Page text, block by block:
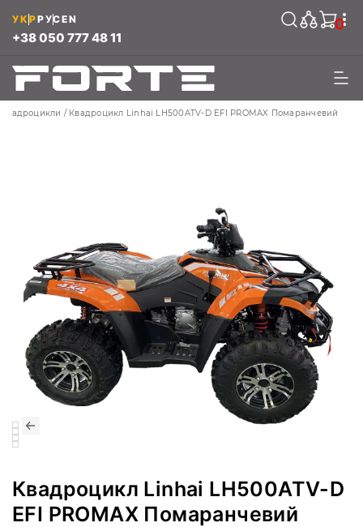
+38 050 777 48 11
УКРРУСEN 0
Квадроцикли Квадроцикл Linhai LH500ATV-D EFI PROMAX Помаранчевий
Квадроцикл Linhai LH500ATV-D
EFI PROMAX Помаранчевий